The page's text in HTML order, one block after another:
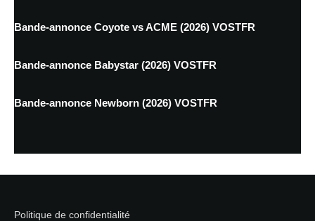
Bande-annonce Coyote vs ACME (2026) VOSTFR
Bande-annonce Babystar (2026) VOSTFR
Bande-annonce Newborn (2026) VOSTFR
Politique de confidentialité